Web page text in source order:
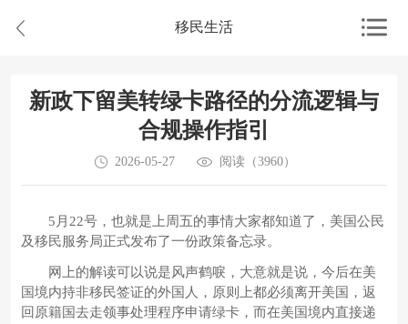
移民生活
新政下留美转绿卡路径的分流逻辑与
合规操作指引
2026-05-27 阅读（3960）
5月22号，也就是上周五的事情大家都知道了，美国公民
及移民服务局正式发布了一份政策备忘录。
网上的解读可以说是风声鹤唳，大意就是说，今后在美
国境内持非移民签证的外国人，原则上都必须离开美国，返
回原籍国去走领事处理程序申请绿卡，而在美国境内直接递